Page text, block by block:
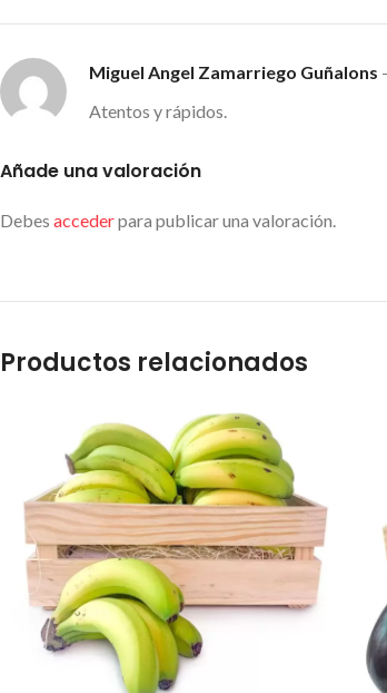
Miguel Angel Zamarriego Guñalons
Atentos y rápidos.
Añade una valoración
Debes accederpara publicar una valoración.
Productos relacionados